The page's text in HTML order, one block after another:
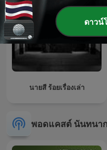
นายสี ร้อยเรื่องเล่า
พอดแคสต์ นันทนาก
ดาวน์